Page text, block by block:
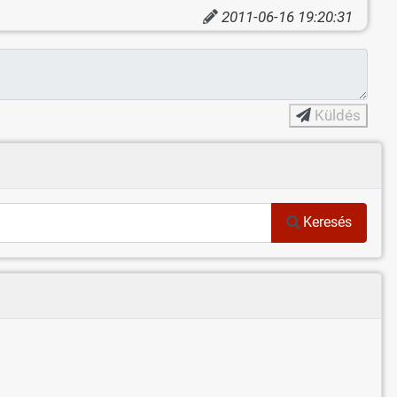
2011-06-16 19:20:31
Küldés
Keresés